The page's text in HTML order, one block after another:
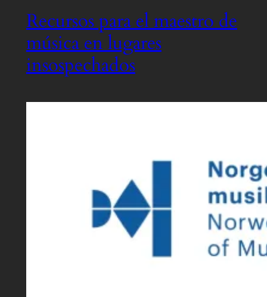
Recursos para el maestro de
música en lugares
insospechados